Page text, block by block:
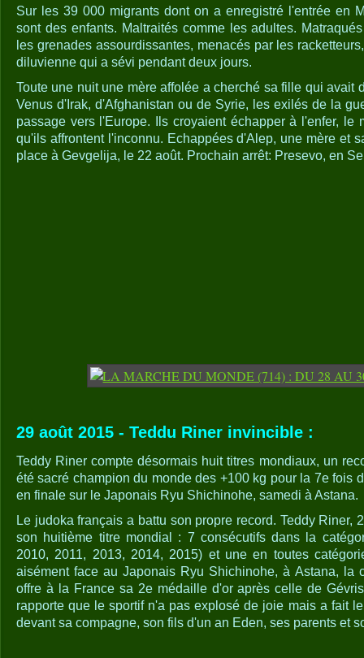
Sur les 39 000 migrants dont on a enregistré l'entrée en
sont des enfants. Maltraités comme les adultes.
les grenades assourdissantes, menacés par les
diluvienne qui a sévi pendant deux jours.
Toute une nuit une mère affolée a cherché sa fille qui avait
Venus d'Irak, d'Afghanistan ou de Syrie, les exilés de la
passage vers l'Europe. Ils croyaient échapper à l'enfer, le
qu'ils affrontent l'inconnu. Echappées d'Alep, une mère et
place à Gevgelija, le 22 août. Prochain arrêt: Presevo, en
29 août 2015 - Teddu Riner invincible :
Teddy Riner compte désormais huit titres mondiaux, un
été sacré champion du monde des +100 kg pour la 7e fois
en finale sur le Japonais Ryu Shichinohe, samedi à Astana.
Le judoka français a battu son propre record. Teddy Riner,
son huitième titre mondial : 7 consécutifs dans la
2010, 2011, 2013, 2014, 2015) et une en toutes
aisément face au Japonais Ryu Shichinohe, à Astana, la
offre à la France sa 2e médaille d'or après celle de
rapporte que le sportif n'a pas explosé de joie mais a fait
devant sa compagne, son fils d'un an Eden, ses parents et